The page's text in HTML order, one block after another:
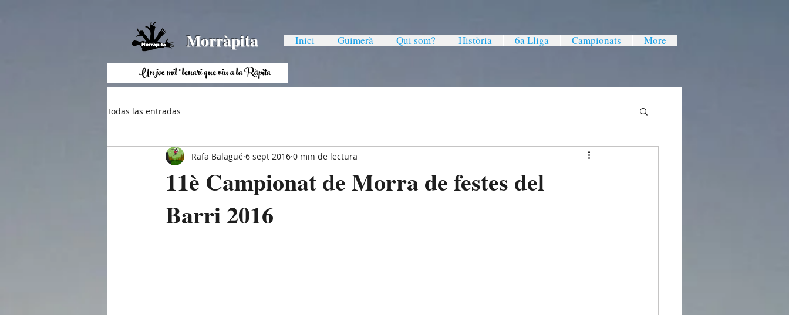
Morràpita
Un joc mil·lenari que viu a la Ràpita
Inici Guimerà Qui som? Història 6a Lliga Campionats More
Todas las entradas
11è Campionat de Morra de festes del
Barri 2016
Rafa Balagué 6 sept 2016 0 min de lectura